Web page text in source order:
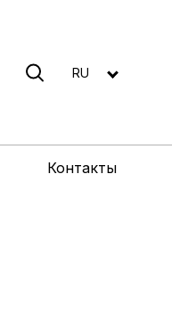
RU
Контакты